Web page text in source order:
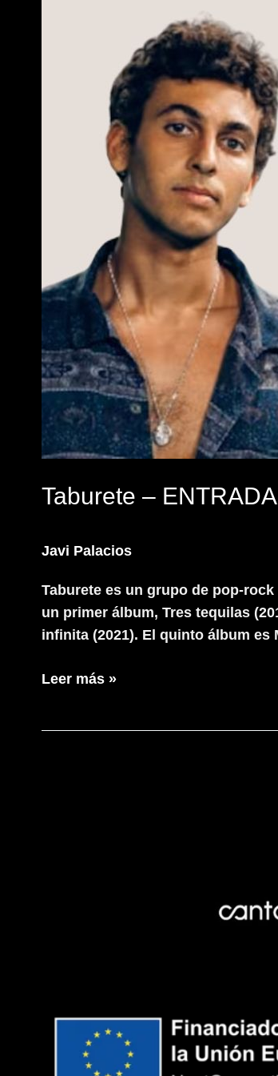
Taburete –
Javi Palacios
Taburete es un grupo de pop-
un primer álbum, Tres tequilas
infinita (2021). El quinto álbum es
Taburete
Leer más »